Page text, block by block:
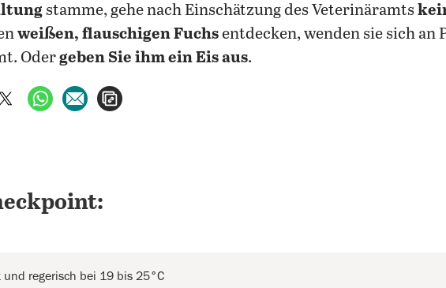
stamme, gehe nach Einschätzung des Veterinäramts
weißen, flauschigen Fuchsentdecken, wenden sie sich an
Odergeben Sie ihm ein Eis aus.
Facebook teilen
auf X teilenper WhatsApp teilen
per E-Mail teilen
und regerisch bei 19 bis 25°C